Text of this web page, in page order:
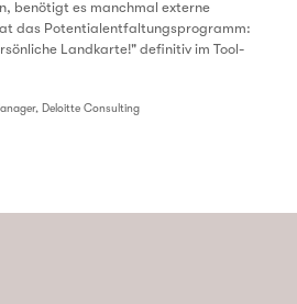
benötigt es manchmal externe
das Potentialentfaltungsprogramm:
Landkarte!" definitiv im Tool-
Deloitte Consulting